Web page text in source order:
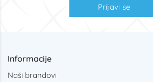
Prijavi se
Informacije
Naši brandovi